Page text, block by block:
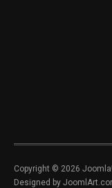
Copyright © 2026
Designed by